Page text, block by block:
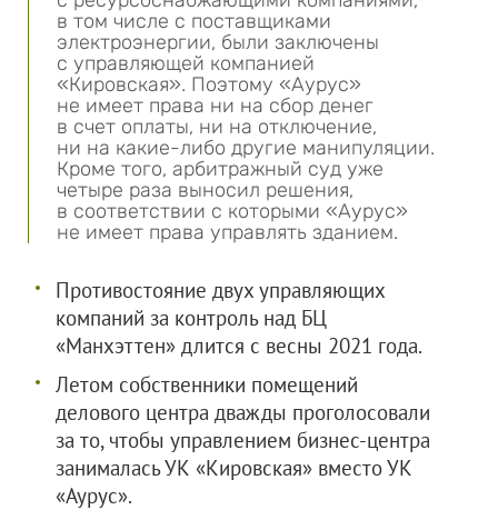
в том числе с поставщиками
электроэнергии, были заключены
с управляющей компанией
«Кировская». Поэтому «Аурус»
не имеет права ни на сбор денег
в счет оплаты, ни на отключение,
ни на какие-либо другие манипуляции.
Кроме того, арбитражный суд уже
четыре раза выносил решения,
в соответствии с которыми «Аурус»
не имеет права управлять зданием.
Противостояние двух управляющих
компаний за контроль над БЦ
«Манхэттен» длится с весны 2021 года.
Летом собственники помещений
делового центра дважды проголосовали
за то, чтобы управлением бизнес-центра
занималась УК «Кировская» вместо УК
«Аурус».